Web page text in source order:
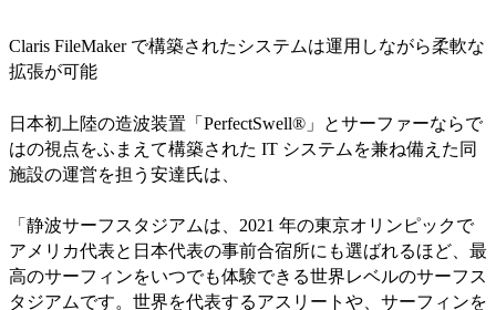
Claris FileMaker で構築されたシステムは運用しながら柔軟な
拡張が可能
日本初上陸の造波装置「PerfectSwell®」とサーファーならで
はの視点をふまえて構築された IT システムを兼ね備えた同
施設の運営を担う安達氏は、
「静波サーフスタジアムは、2021 年の東京オリンピックで
アメリカ代表と日本代表の事前合宿所にも選ばれるほど、最
高のサーフィンをいつでも体験できる世界レベルのサーフス
タジアムです。世界を代表するアスリートや、サーフィンを